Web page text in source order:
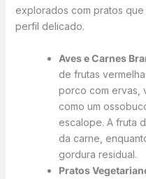
explorados com pratos
perfil delicado.
Aves e Carnes
de frutas
porco com ervas,
como um
escalope. A fruta
da carne,
gordura residual.
Pratos